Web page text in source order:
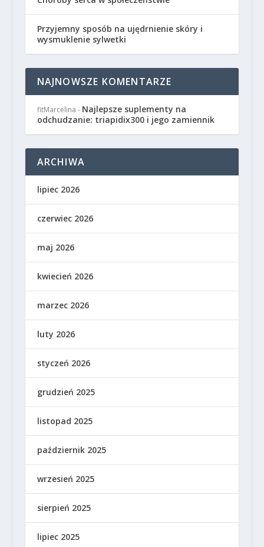
Przyjemny sposób na ujędrnienie skóry i
wysmuklenie sylwetki
NAJNOWSZE KOMENTARZE
fitMarcelina - Najlepsze suplementy na
odchudzanie: triapidix300 i jego zamiennik
ARCHIWA
lipiec 2026
czerwiec 2026
maj 2026
kwiecień 2026
marzec 2026
luty 2026
styczeń 2026
grudzień 2025
listopad 2025
październik 2025
wrzesień 2025
sierpień 2025
lipiec 2025